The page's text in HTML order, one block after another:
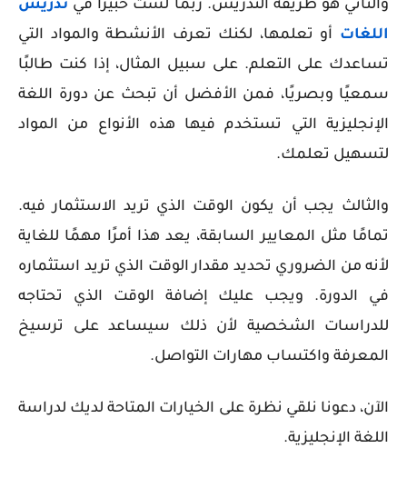
والثاني هو طريقة التدريس. ربما لست خبيرًا في تدريس
اللغات أو تعلمها، لكنك تعرف الأنشطة والمواد التي
تساعدك على التعلم. على سبيل المثال، إذا كنت طالبًا
سمعيًا وبصريًا، فمن الأفضل أن تبحث عن دورة اللغة
الإنجليزية التي تستخدم فيها هذه الأنواع من المواد
لتسهيل تعلمك.
والثالث يجب أن يكون الوقت الذي تريد الاستثمار فيه.
تمامًا مثل المعايير السابقة، يعد هذا أمرًا مهمًا للغاية
لأنه من الضروري تحديد مقدار الوقت الذي تريد استثماره
في الدورة. ويجب عليك إضافة الوقت الذي تحتاجه
للدراسات الشخصية لأن ذلك سيساعد على ترسيخ
المعرفة واكتساب مهارات التواصل.
الآن، دعونا نلقي نظرة على الخيارات المتاحة لديك لدراسة
اللغة الإنجليزية.